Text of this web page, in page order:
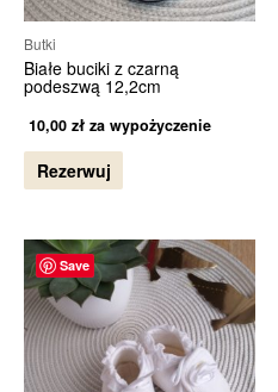
Butki
Białe buciki z czarną
podeszwą 12,2cm
10,00 zł za wypożyczenie
Rezerwuj
Save